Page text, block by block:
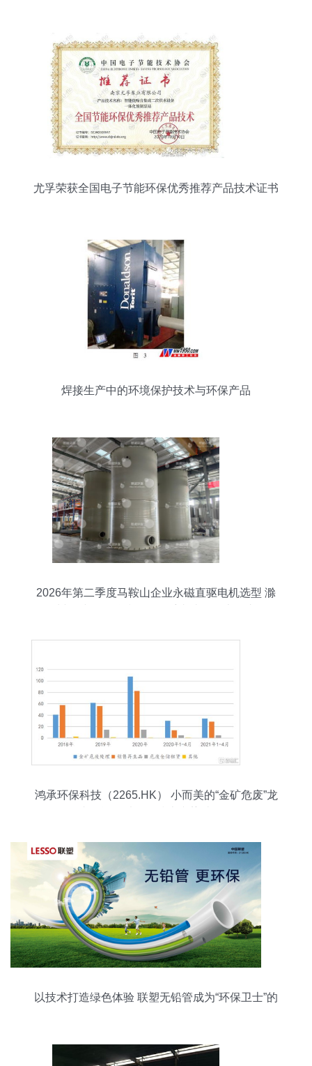
尤孚荣获全国电子节能环保优秀推荐产品技术证书
焊接生产中的环境保护技术与环保产品
2026年第二季度马鞍山企业永磁直驱电机选型 滁
鸿承环保科技（2265.HK） 小而美的“金矿危废”龙
以技术打造绿色体验 联塑无铅管成为“环保卫士”的